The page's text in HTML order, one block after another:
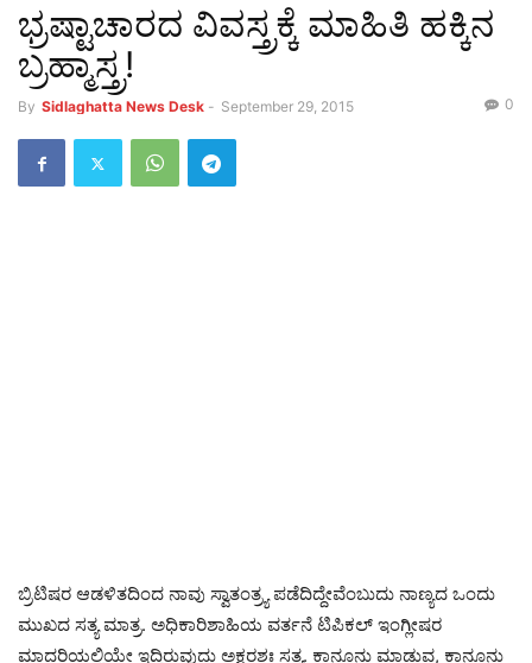
ಭ್ರಷ್ಟಾಚಾರದ ವಿವಸ್ತ್ರಕ್ಕೆ ಮಾಹಿತಿ ಹಕ್ಕಿನ
ಬ್ರಹ್ಮಾಸ್ತ್ರ!
By Sidlaghatta News Desk - September 29, 2015 0
ಬ್ರಿಟಿಷರ ಆಡಳಿತದಿಂದ ನಾವು ಸ್ವಾತಂತ್ರ್ಯ ಪಡೆದಿದ್ದೇವೆಂಬುದು ನಾಣ್ಯದ ಒಂದು
ಮುಖದ ಸತ್ಯ ಮಾತ್ರ. ಅಧಿಕಾರಿಶಾಹಿಯ ವರ್ತನೆ ಟಿಪಿಕಲ್ ಇಂಗ್ಲೀಷರ
ಮಾದರಿಯಲ್ಲಿಯೇ ಇದ್ದಿರುವುದು ಅಕ್ಷರಶಃ ಸತ್ಯ. ಕಾನೂನು ಮಾಡುವ, ಕಾನೂನು